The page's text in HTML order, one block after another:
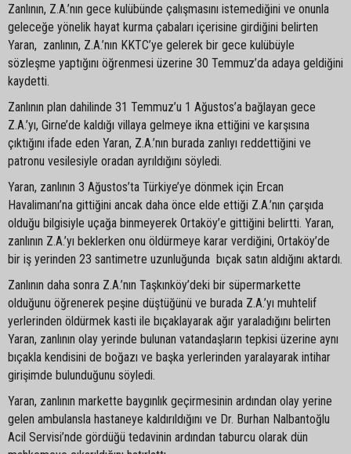
Zanlının, Z.A.’nın gece kulübünde çalışmasını istemediğini ve onunla
geleceğe yönelik hayat kurma çabaları içerisine girdiğini belirten
Yaran, zanlının, Z.A.’nın KKTC’ye gelerek bir gece kulübüyle
sözleşme yaptığını öğrenmesi üzerine 30 Temmuz’da adaya geldiğini
kaydetti.
Zanlının plan dahilinde 31 Temmuz’u 1 Ağustos’a bağlayan gece
Z.A.’yı, Girne’de kaldığı villaya gelmeye ikna ettiğini ve karşısına
çıktığını ifade eden Yaran, Z.A.’nın burada zanlıyı reddettiğini ve
patronu vesilesiyle oradan ayrıldığını söyledi.
Yaran, zanlının 3 Ağustos’ta Türkiye’ye dönmek için Ercan
Havalimanı’na gittiğini ancak daha önce elde ettiği Z.A.’nın çarşıda
olduğu bilgisiyle uçağa binmeyerek Ortaköy’e gittiğini belirtti. Yaran,
zanlının Z.A.’yı beklerken onu öldürmeye karar verdiğini, Ortaköy’de
bir iş yerinden 23 santimetre uzunluğunda bıçak satın aldığını aktardı.
Zanlının daha sonra Z.A.’nın Taşkınköy’deki bir süpermarkette
olduğunu öğrenerek peşine düştüğünü ve burada Z.A.’yı muhtelif
yerlerinden öldürmek kasti ile bıçaklayarak ağır yaraladığını belirten
Yaran, zanlının olay yerinde bulunan vatandaşların tepkisi üzerine aynı
bıçakla kendisini de boğazı ve başka yerlerinden yaralayarak intihar
girişimde bulunduğunu söyledi.
Yaran, zanlının markette baygınlık geçirmesinin ardından olay yerine
gelen ambulansla hastaneye kaldırıldığını ve Dr. Burhan Nalbantoğlu
Acil Servisi’nde gördüğü tedavinin ardından taburcu olarak dün